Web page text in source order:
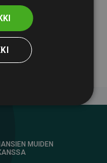
–
MUIDEN